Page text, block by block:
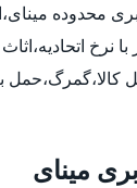
محدوده
با نرخ
مینای